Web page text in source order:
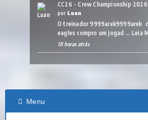
CC26 - Crew Championship 2026
por Luan
O treinador 9999arek9999arek
eagles compro um jogad … Leia
18 horas atrás
Menu